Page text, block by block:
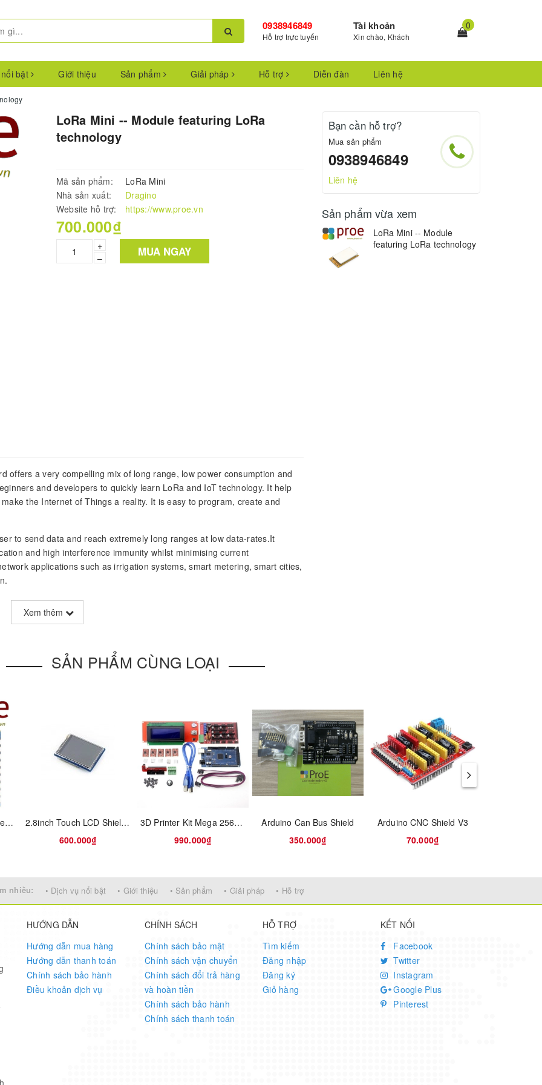
0938946849
Hỗ trợ trực tuyến
Tài khoản
Xin chào, Khách
0
bật Giới thiệu Sản phẩm Giải pháp Hỗ trợ Diễn đàn Liên hệ
LoRa Mini -- Module featuring LoRa
technology
Mã sản phẩm:
LoRa Mini
Nhà sản xuất:
Dragino
Website hỗ trợ:
https://www.proe.vn
700.000₫
+
–
MUA NGAY
offers a very compelling mix of long range, low power consumption and
and developers to quickly learn LoRa and IoT technology. It help
the Internet of Things a reality. It is easy to program, create and
to send data and reach extremely long ranges at low data-rates.It
and high interference immunity whilst minimising current
applications such as irrigation systems, smart metering, smart cities,
ATmega328P, a low-power CMOS 8-bit microcontroller based on the
open source, user can
Xem thêm
Bạn cần hỗ trợ?
Mua sản phẩm
0938946849
Liên hệ
Sản phẩm vừa xem
LoRa Mini -- Module
featuring LoRa technology
SẢN PHẨM CÙNG LOẠI
STEVAL-STLCS02V1 SensorTile connectable sensor node: solder only
2.8inch Touch LCD Shield for Arduino
600.000₫
3D Printer Kit Mega 2560 R3 + 1Pcs RAMPS 1.4 Controller + 5P
990.000₫
Arduino Can Bus Shield
350.000₫
Arduino CNC Shield V3
70.000₫
nhiều: • Dịch vụ nổi bật • Giới thiệu • Sản phẩm • Giải pháp • Hỗ trợ
HƯỚNG DẪN
Hướng dẫn mua hàng
Hướng dẫn thanh toán
Chính sách bảo hành
Điều khoản dịch vụ
CHÍNH SÁCH
Chính sách bảo mật
Chính sách vận chuyển
Chính sách đổi trả hàng
và hoàn tiền
Chính sách bảo hành
Chính sách thanh toán
HỖ TRỢ
Tìm kiếm
Đăng nhập
Đăng ký
Giỏ hàng
KẾT NỐI
Facebook
Twitter
Instagram
Google Plus
Pinterest